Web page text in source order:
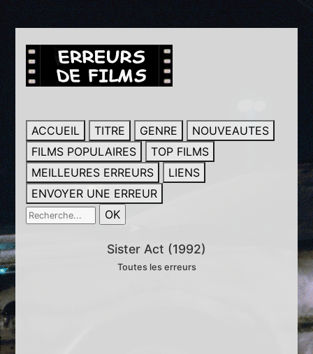
ACCUEIL TITRE GENRE
NOUVEAUTES
FILMS POPULAIRES
TOP FILMS
MEILLEURES ERREURS
LIENS
ENVOYER UNE ERREUR
Sister Act (1992)
Toutes les erreurs